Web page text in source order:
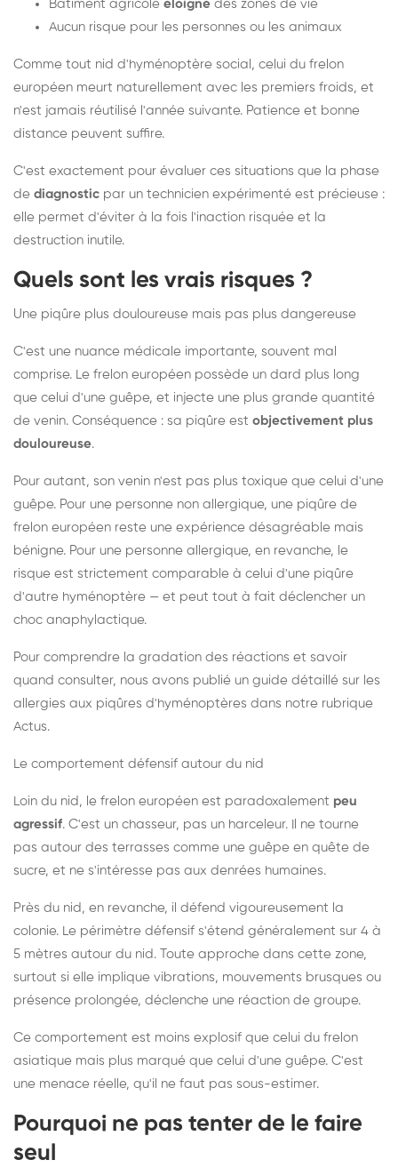
Bâtiment agricole éloigné des zones de vie
Aucun risque pour les personnes ou les animaux
Comme tout nid d'hyménoptère social, celui du frelon
européen meurt naturellement avec les premiers froids, et
n'est jamais réutilisé l'année suivante. Patience et bonne
distance peuvent suffire.
C'est exactement pour évaluer ces situations que la phase
de diagnostic par un technicien expérimenté est précieuse :
elle permet d'éviter à la fois l'inaction risquée et la
destruction inutile.
Quels sont les vrais risques ?
Une piqûre plus douloureuse mais pas plus dangereuse
C'est une nuance médicale importante, souvent mal
comprise. Le frelon européen possède un dard plus long
que celui d'une guêpe, et injecte une plus grande quantité
de venin. Conséquence : sa piqûre est objectivement plus
douloureuse.
Pour autant, son venin n'est pas plus toxique que celui d'une
guêpe. Pour une personne non allergique, une piqûre de
frelon européen reste une expérience désagréable mais
bénigne. Pour une personne allergique, en revanche, le
risque est strictement comparable à celui d'une piqûre
d'autre hyménoptère — et peut tout à fait déclencher un
choc anaphylactique.
Pour comprendre la gradation des réactions et savoir
quand consulter, nous avons publié un guide détaillé sur les
allergies aux piqûres d'hyménoptères dans notre rubrique
Actus.
Le comportement défensif autour du nid
Loin du nid, le frelon européen est paradoxalement peu
agressif. C'est un chasseur, pas un harceleur. Il ne tourne
pas autour des terrasses comme une guêpe en quête de
sucre, et ne s'intéresse pas aux denrées humaines.
Près du nid, en revanche, il défend vigoureusement la
colonie. Le périmètre défensif s'étend généralement sur 4 à
5 mètres autour du nid. Toute approche dans cette zone,
surtout si elle implique vibrations, mouvements brusques ou
présence prolongée, déclenche une réaction de groupe.
Ce comportement est moins explosif que celui du frelon
asiatique mais plus marqué que celui d'une guêpe. C'est
une menace réelle, qu'il ne faut pas sous-estimer.
Pourquoi ne pas tenter de le faire
seul